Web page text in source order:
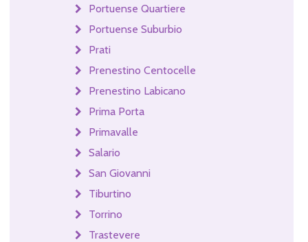
Portuense Quartiere
Portuense Suburbio
Prati
Prenestino Centocelle
Prenestino Labicano
Prima Porta
Primavalle
Salario
San Giovanni
Tiburtino
Torrino
Trastevere